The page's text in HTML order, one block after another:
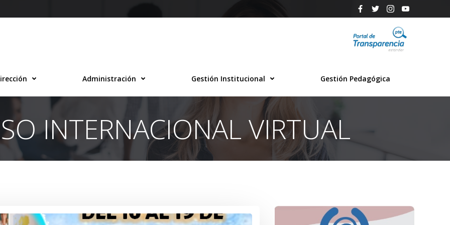
Administración Gestión Institucional Gestión Pedagógica
INTERNACIONAL VIRTUAL